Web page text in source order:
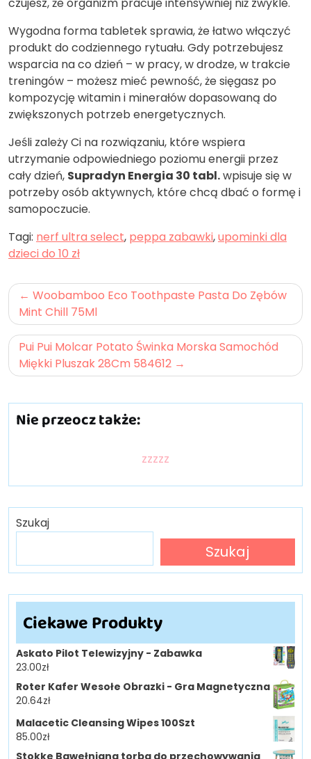
Wygodna forma tabletek sprawia, że łatwo włączyć
produkt do codziennego rytuału. Gdy potrzebujesz
wsparcia na co dzień – w pracy, w drodze, w trakcie
treningów – możesz mieć pewność, że sięgasz po
kompozycję witamin i minerałów dopasowaną do
zwiększonych potrzeb energetycznych.
Jeśli zależy Ci na rozwiązaniu, które wspiera
utrzymanie odpowiedniego poziomu energii przez
cały dzień, Supradyn Energia 30 tabl.wpisuje się w
potrzeby osób aktywnych, które chcą dbać o formę i
samopoczucie.
Tagi: nerf ultra select, peppa zabawki,upominki dla
dzieci do 10 zł
Nawigacja
wpisu
Woobamboo Eco Toothpaste Pasta Do Zębów
Mint Chill 75Ml
Pui Pui Molcar Potato Świnka Morska Samochód
Miękki Pluszak 28Cm 584612
Nie przeocz także:
zzzzz
Szukaj
Szukaj
Ciekawe Produkty
Askato Pilot Telewizyjny - Zabawka
23.00zł
Roter Kafer Wesołe Obrazki - Gra Magnetyczna
20.64zł
Malacetic Cleansing Wipes 100Szt
85.00zł
Stokke Bawełniana torba do przechowywania